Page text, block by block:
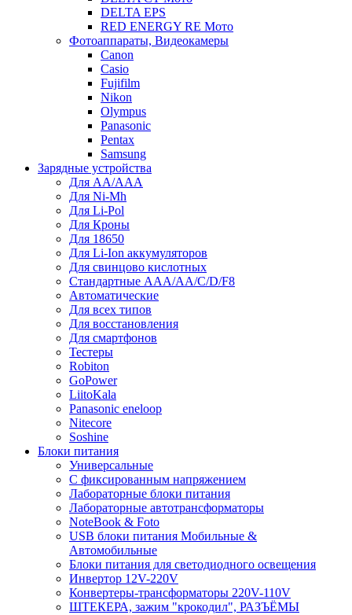
DELTA EPS
RED ENERGY RE Мото
Фотоаппараты, Видеокамеры
Canon
Casio
Fujifilm
Nikon
Olympus
Panasonic
Pentax
Samsung
Зарядные устройства
Для AA/AAA
Для Ni-Mh
Для Li-Pol
Для Кроны
Для 18650
Для Li-Ion аккумуляторов
Для свинцово кислотных
Стандартные ААА/АА/С/D/F8
Автоматические
Для всех типов
Для восстановления
Для смартфонов
Тестеры
Robiton
GoPower
LiitoKala
Panasonic eneloop
Nitecore
Soshine
Блоки питания
Универсальные
C фиксированным напряжением
Лабораторные блоки питания
Лабораторные автотрансформаторы
NoteBook & Foto
USB блоки питания Мобильные &
Автомобильные
Блоки питания для светодиодного освещения
Инвертор 12V-220V
Конвертеры-трансформаторы 220V-110V
ШТЕКЕРА, зажим "крокодил", РАЗЪЁМЫ